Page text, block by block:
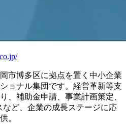
市博多区に拠点を置く中小企業
ョナル集団です。経営革新等支
、補助金申請、事業計画策定、
ど、企業の成長ステージに応
。